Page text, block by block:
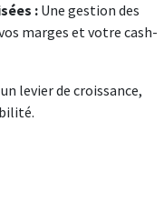
:Une gestion des
marges et votre cash-
levier de croissance,